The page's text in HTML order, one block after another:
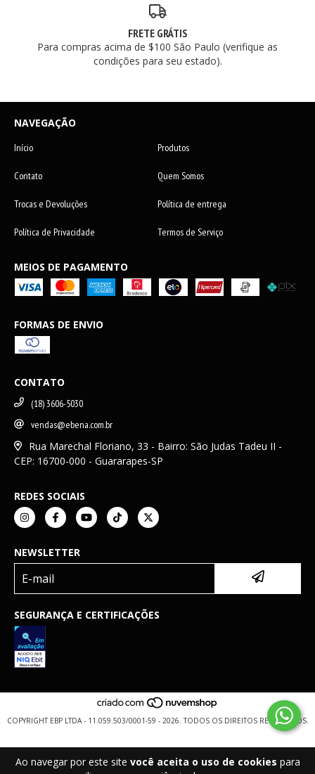
Ao navegar por este site você aceita o uso de cookies para
FRETE GRÁTIS
Para compras acima de $100 São Paulo (verifique as
condições para seu estado).
NAVEGAÇÃO
Início Produtos
Contato Quem Somos
Trocas e Devoluções Política de entrega
Política de Privacidade Termos de Serviço
MEIOS DE PAGAMENTO
FORMAS DE ENVIO
CONTATO
(18) 3606-5030
vendas@ebena.com.br
Rua Marechal Floriano, 33 - Bairro: São Judas Tadeu II -
CEP: 16700-000 - Guararapes-SP
REDES SOCIAIS
NEWSLETTER
SEGURANÇA E CERTIFICAÇÕES
COPYRIGHT EBP LTDA - 11.059.503/0001-59 - 2026. TODOS OS DIREITOS RESERVADOS.